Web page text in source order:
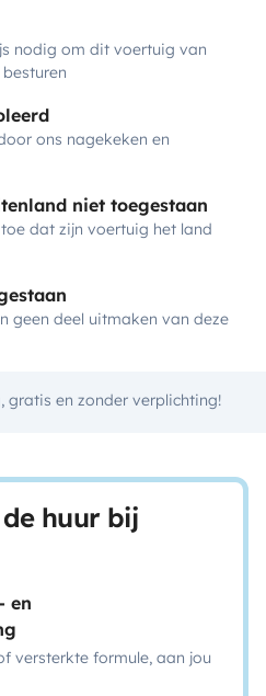
nodig om dit voertuig van
ons nagekeken en
niet toegestaan
dat zijn voertuig het land
geen deel uitmaken van deze
gratis en zonder verplichting!
huur bij
en
versterkte formule, aan jou